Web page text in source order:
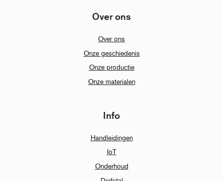
Over ons
Over ons
Onze geschiedenis
Onze productie
Onze materialen
Info
Handleidingen
IoT
Onderhoud